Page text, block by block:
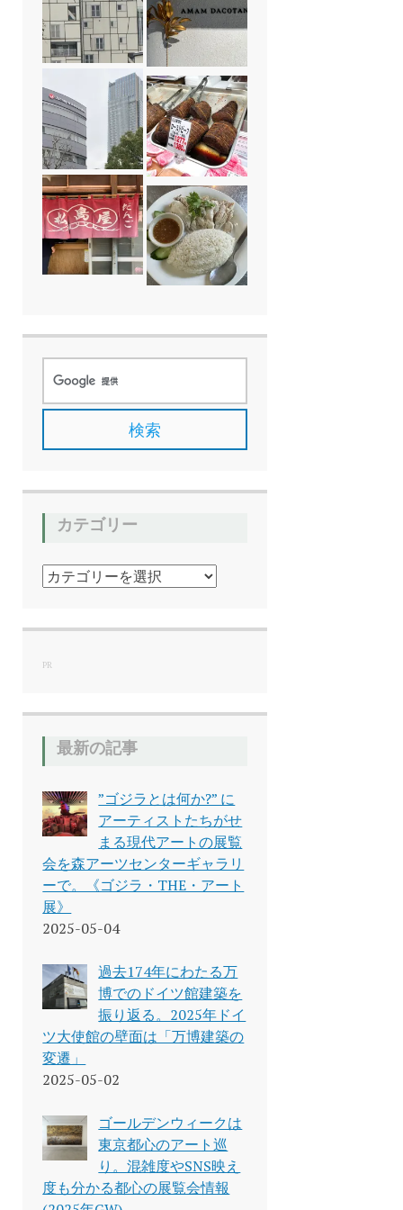
カテゴリー
カ
テ
リ
PR
最新の記事
”ゴジラとは何か?” に
アーティストたちがせ
まる現代アートの展覧
会を森アーツセンターギャラリ
ーで。《ゴジラ・THE・アート
展》
2025-05-04
過去174年にわたる万
博でのドイツ館建築を
振り返る。2025年ドイ
ツ大使館の壁面は「万博建築の
変遷」
2025-05-02
ゴールデンウィークは
東京都心のアート巡
り。混雑度やSNS映え
度も分かる都心の展覧会情報